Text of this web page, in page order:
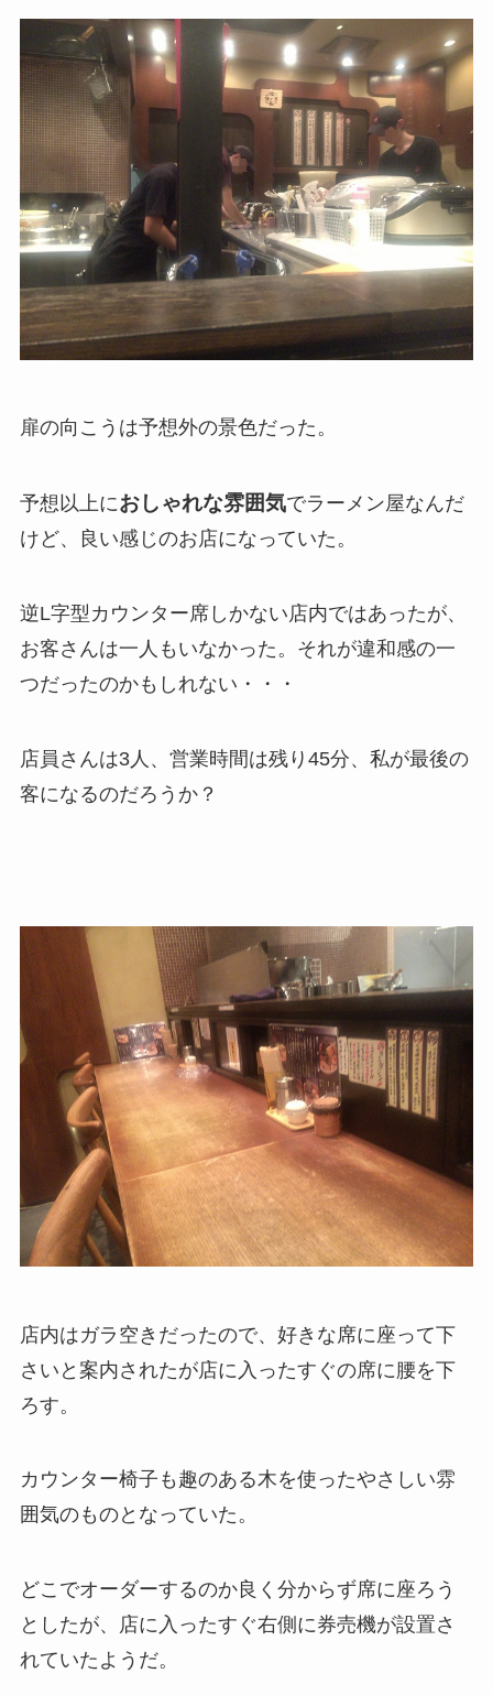
扉の向こうは予想外の景色だった。
予想以上におしゃれな雰囲気でラーメン屋なんだ
けど、良い感じのお店になっていた。
逆L字型カウンター席しかない店内ではあったが、
お客さんは一人もいなかった。それが違和感の一
つだったのかもしれない・・・
店員さんは3人、営業時間は残り45分、私が最後の
客になるのだろうか？
店内はガラ空きだったので、好きな席に座って下
さいと案内されたが店に入ったすぐの席に腰を下
ろす。
カウンター椅子も趣のある木を使ったやさしい雰
囲気のものとなっていた。
どこでオーダーするのか良く分からず席に座ろう
としたが、店に入ったすぐ右側に券売機が設置さ
れていたようだ。